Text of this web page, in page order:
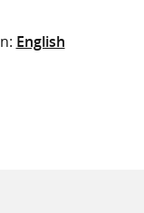
l’emplacement
English